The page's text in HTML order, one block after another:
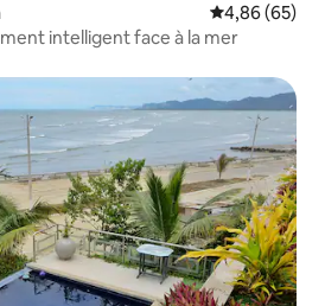
Évaluation
4,86 (65)
intelligent face à la mer